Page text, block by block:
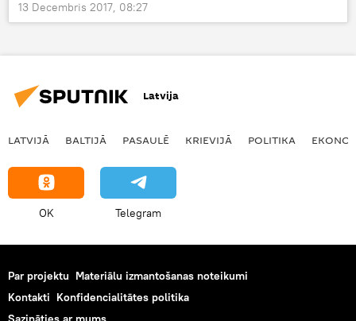
13 Decembris 2017, 08:27
Latvija
LATVIJĀ BALTIJĀ PASAULĒ KRIEVIJĀ POLITIKA
OK Telegram
Par projektu Materiālu izmantošanas noteikumi
Kontakti Konfidencialitātes politika